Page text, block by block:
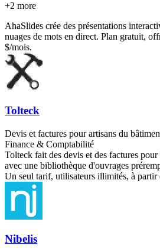
+2 more
AhaSlides crée des présentations
nuages de mots en direct. Plan gratuit,
$/mois.
Tolteck
Devis et factures pour artisans du
Finance & Comptabilité
Tolteck fait des devis et des factures
avec une bibliothèque d'ouvrages
Un seul tarif, utilisateurs illimités, à
Nibelis